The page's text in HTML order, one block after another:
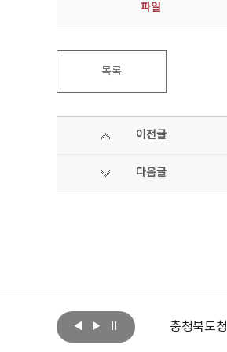
파일
목록
이전글
다음글
문화체육관광부 충청북도청